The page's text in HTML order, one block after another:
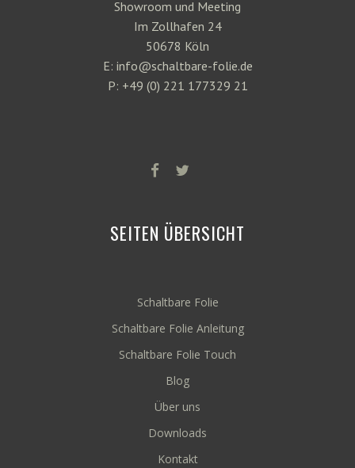
Showroom und Meeting
Im Zollhafen 24
50678 Köln
E: info@schaltbare-folie.de
P: +49 (0) 221 177329 21
SEITEN ÜBERSICHT
Schaltbare Folie
Schaltbare Folie Anleitung
Schaltbare Folie Touch
Blog
Über uns
Downloads
Kontakt